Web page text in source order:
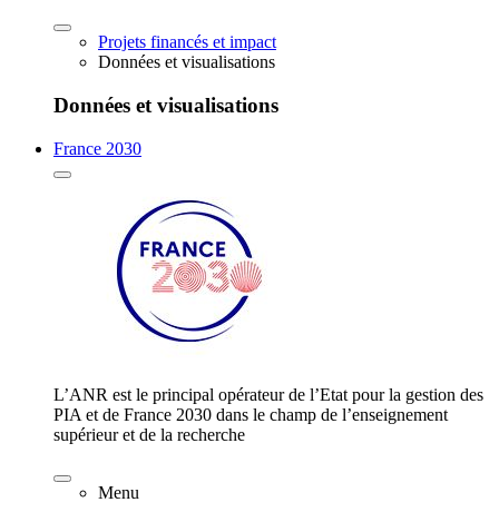
Projets financés et impact
Données et visualisations
Données et visualisations
France 2030
L’ANR est le principal opérateur de l’Etat pour la gestion des
PIA et de France 2030 dans le champ de l’enseignement
supérieur et de la recherche
Menu